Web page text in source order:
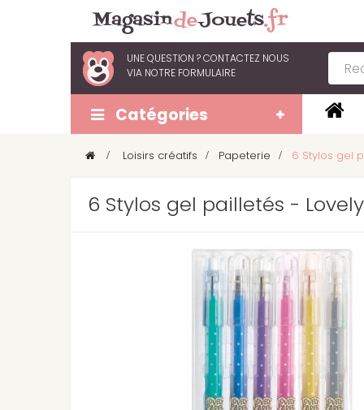
UNE QUESTION ?CONTACTEZ NOUS
VIA NOTRE FORMULAIRE
Catégories
> Loisirs créatifs > Papeterie > 6 Stylos gel
6 Stylos gel pailletés -